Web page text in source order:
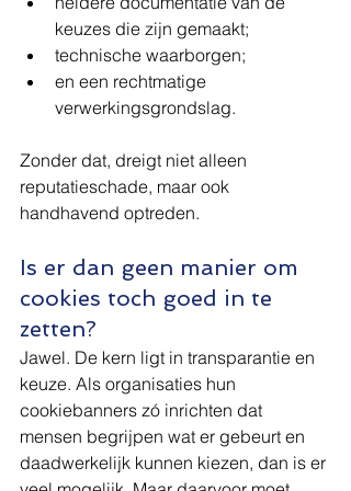
keuzes die zijn gemaakt;
technische waarborgen;
en een rechtmatige
verwerkingsgrondslag.
Zonder dat, dreigt niet alleen
reputatieschade, maar ook
handhavend optreden.
Is er dan geen manier om
cookies toch goed in te
zetten?
Jawel. De kern ligt in transparantie en
keuze. Als organisaties hun
cookiebanners zó inrichten dat
mensen begrijpen wat er gebeurt en
daadwerkelijk kunnen kiezen, dan is er